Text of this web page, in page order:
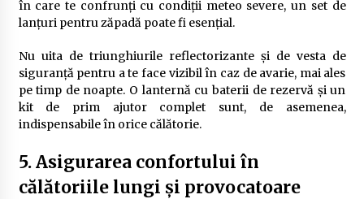
în care te confrunți cu condiții meteo severe, un set de
lanțuri pentru zăpadă poate fi esențial.
Nu uita de triunghiurile reflectorizante și de vesta de
siguranță pentru a te face vizibil în caz de avarie, mai ales
pe timp de noapte. O lanternă cu baterii de rezervă și un
kit de prim ajutor complet sunt, de asemenea,
indispensabile în orice călătorie.
5. Asigurarea confortului în
călătoriile lungi și provocatoare